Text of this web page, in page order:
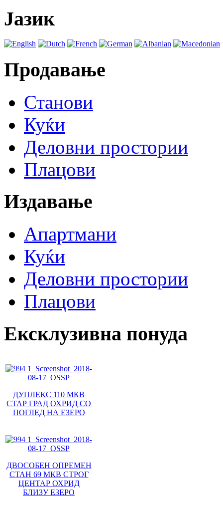
Јазик
Продавање
Станови
Куќи
Деловни простории
Плацови
Издавање
Апартмани
Куќи
Деловни простории
Плацови
Ексклузивна понуда
ДУПЛЕКС 110 МКВ
СТАР ГРАД ОХРИД СО
ПОГЛЕД НА ЕЗЕРО
ДВОСОБЕН ОПРЕМЕН
СТАН 69 МКВ СТРОГ
ЦЕНТАР ОХРИД
БЛИЗУ ЕЗЕРО